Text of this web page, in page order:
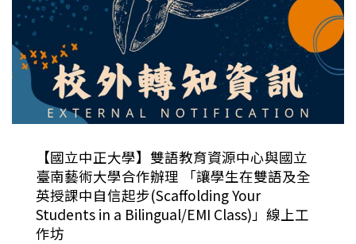
【國立中正大學】雙語教育資源中心與國立
臺南藝術大學合作辦理 「讓學生在雙語及全
英授課中自信起步(Scaffolding Your
Students in a Bilingual/EMI Class)」線上工
作坊